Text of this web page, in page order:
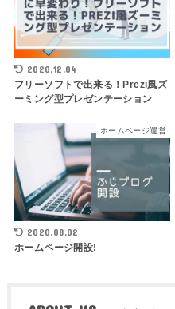
2020.12.04
フリーソフトで出来る！Prezi風ズ
ーミング型プレゼンテーション
ホームページ運営
2020.08.02
ホームページ開設!